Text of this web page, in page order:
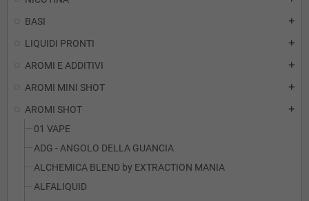
BASI add
LIQUIDI PRONTI add
AROMI E ADDITIVI add
AROMI MINI SHOT add
AROMI SHOT add
01 VAPE
ADG - ANGOLO DELLA GUANCIA
ALCHEMICA BLEND by EXTRACTION MANIA
ALFALIQUID